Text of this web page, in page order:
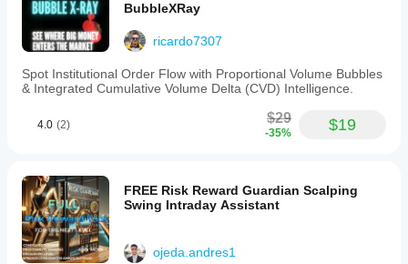
BubbleXRay
ricardo7307
Spot Institutional Order Flow with Proportional Volume Bubbles
& Integrated Cumulative Volume Delta (CVD) Intelligence.
4.0 (2) $29
-35% $19
FREE Risk Reward Guardian Scalping
Swing Intraday Assistant
ojeda.andres1